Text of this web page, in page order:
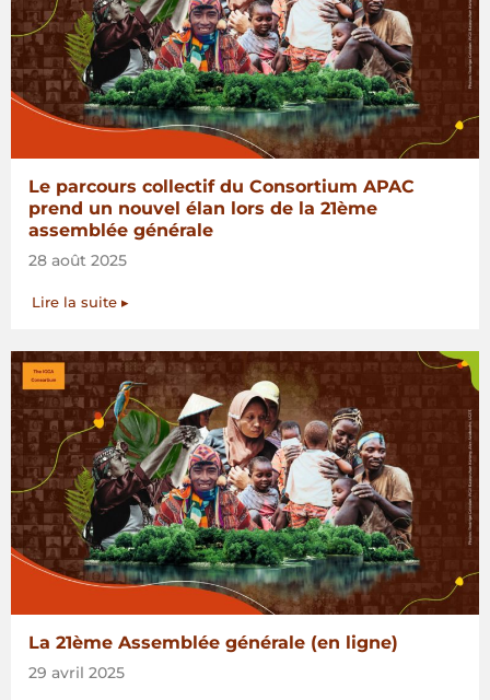
Le parcours collectif du Consortium APAC
prend un nouvel élan lors de la 21ème
assemblée générale
28 août 2025
Lire la suite ▸
La 21ème Assemblée générale (en ligne)
29 avril 2025